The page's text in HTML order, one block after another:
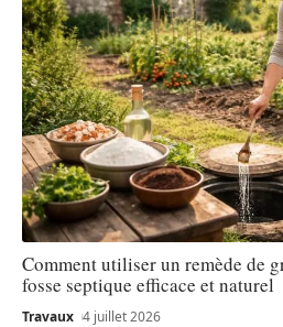
Comment utiliser un remède de
fosse septique efficace et naturel
Travaux 4 juillet 2026